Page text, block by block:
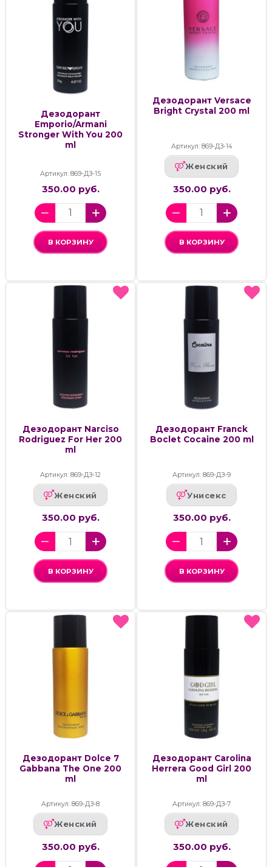
Дезодорант
Emporio/Armani
Stronger With You 200
ml
Артикул: 869-ДЗ-15
350.00 руб.
В КОРЗИНУ
Дезодорант Versace
Bright Crystal 200 ml
Артикул: 869-ДЗ-14
Женский
350.00 руб.
В КОРЗИНУ
Дезодорант Narciso
Rodriguez For Her 200
ml
Артикул: 869-ДЗ-12
Женский
350.00 руб.
В КОРЗИНУ
Дезодорант Franck
Boclet Cocaine 200 ml
Артикул: 869-ДЗ-9
Унисекс
350.00 руб.
В КОРЗИНУ
Дезодорант Dolce 7
Gabbana The One 200
ml
Артикул: 869-ДЗ-8
Женский
350.00 руб.
Дезодорант Carolina
Herrera Good Girl 200
ml
Артикул: 869-ДЗ-7
Женский
350.00 руб.